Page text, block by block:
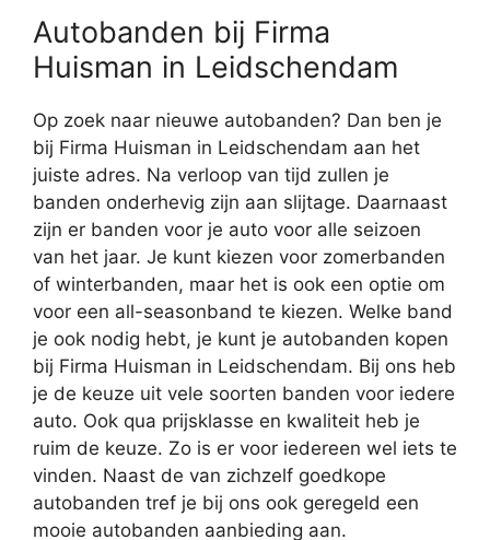
Autobanden bij Firma
Huisman in Leidschendam
Op zoek naar nieuwe autobanden? Dan ben je
bij Firma Huisman in Leidschendam aan het
juiste adres. Na verloop van tijd zullen je
banden onderhevig zijn aan slijtage. Daarnaast
zijn er banden voor je auto voor alle seizoen
van het jaar. Je kunt kiezen voor zomerbanden
of winterbanden, maar het is ook een optie om
voor een all-seasonband te kiezen. Welke band
je ook nodig hebt, je kunt je autobanden kopen
bij Firma Huisman in Leidschendam. Bij ons heb
je de keuze uit vele soorten banden voor iedere
auto. Ook qua prijsklasse en kwaliteit heb je
ruim de keuze. Zo is er voor iedereen wel iets te
vinden. Naast de van zichzelf goedkope
autobanden tref je bij ons ook geregeld een
mooie autobanden aanbieding aan.